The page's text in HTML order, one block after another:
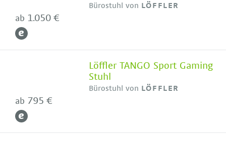
Bürostuhl von LÖFFLER
ab 1.050 €
Löffler TANGO Sport Gaming
Stuhl
Bürostuhl von LÖFFLER
ab 795 €